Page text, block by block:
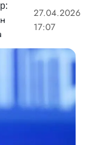
27.04.2026
17:07